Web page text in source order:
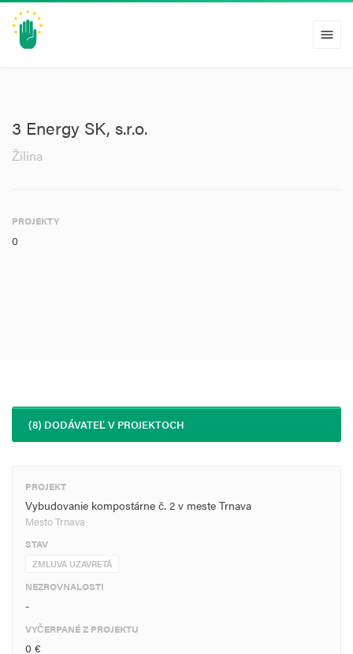
menu
3 Energy SK, s.r.o.
Žilina
PROJEKTY
0
(8) DODÁVATEĽ V PROJEKTOCH
PROJEKT
Vybudovanie kompostárne č. 2 v meste Trnava
Mesto Trnava
STAV
ZMLUVA UZAVRETÁ
NEZROVNALOSTI
-
VYČERPANÉ Z PROJEKTU
0 €